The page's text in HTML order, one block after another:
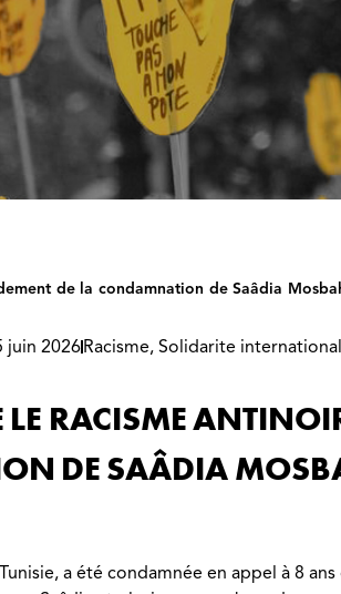
de la condamnation de Saâdia
juin 2026Racisme, Solidarite
RACISME
DE SAÂDIA
a été condamnée en appel à 8